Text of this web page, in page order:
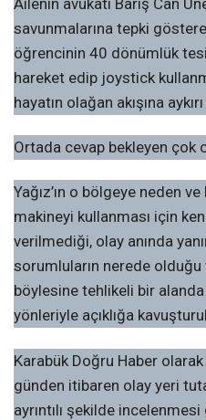
Ailenin avukatı Barış Can
savunmalarına tepki
öğrencinin 40 dönümlük
hareket edip joystick
hayatın olağan akışına
Ortada cevap bekleyen çok
Yağız’ın o bölgeye neden
makineyi kullanması için
verilmediği, olay anında
sorumluların nerede
böylesine tehlikeli bir alanda
yönleriyle açıklığa
Karabük Doğru Haber olarak
günden itibaren olay yeri
ayrıntılı şekilde